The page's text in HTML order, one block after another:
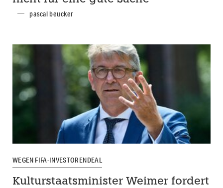
pascal beucker
WEGEN FIFA-INVESTORENDEAL
Kulturstaatsminister Weimer fordert